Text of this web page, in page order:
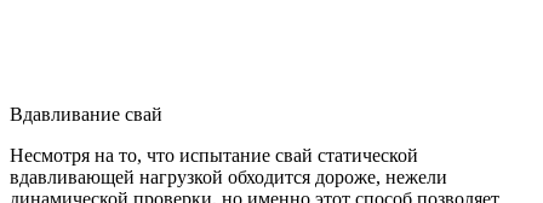
Вдавливание свай
Несмотря на то, что испытание свай статической
вдавливающей нагрузкой обходится дороже, нежели